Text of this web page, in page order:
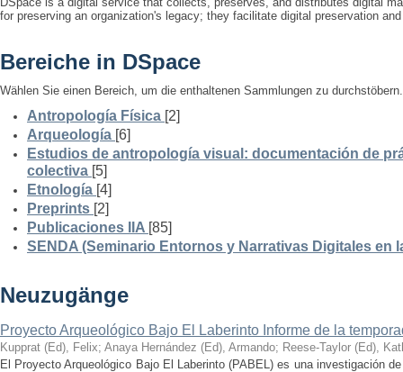
for preserving an organization's legacy; they facilitate digital preservation
Bereiche in DSpace
Wählen Sie einen Bereich, um die enthaltenen Sammlungen zu durchstöbern.
Antropología Física [2]
Arqueología [6]
Estudios de antropología visual: documentación de
colectiva [5]
Etnología [4]
Preprints [2]
Publicaciones IIA [85]
SENDA (Seminario Entornos y Narrativas Digitales en
Neuzugänge
Proyecto Arqueológico Bajo El Laberinto Informe de la
Kupprat (Ed), Felix; Anaya Hernández (Ed), Armando; Reese-Taylor (Ed),
El Proyecto Arqueológico Bajo El Laberinto (PABEL) es una investigación